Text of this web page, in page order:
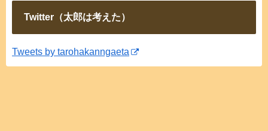
Twitter（太郎は考えた）
Tweets by tarohakanngaeta